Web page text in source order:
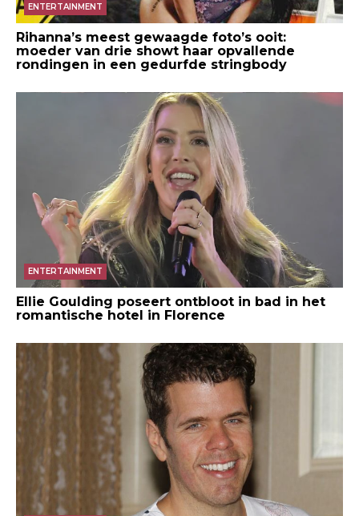
ENTERTAINMENT
Rihanna’s meest gewaagde foto’s ooit:
moeder van drie showt haar opvallende
rondingen in een gedurfde stringbody
ENTERTAINMENT
Ellie Goulding poseert ontbloot in bad in het
romantische hotel in Florence